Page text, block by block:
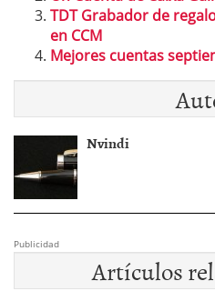
TDT Grabador de
en CCM
Mejores cuentas
Nvindi
Publicidad
Artículos